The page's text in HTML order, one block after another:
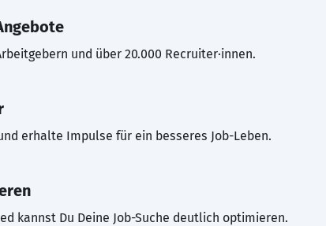
und über 20.000 Recruiter·innen.
erhalte Impulse für ein besseres Job-Leben.
kannst Du Deine Job-Suche deutlich optimieren.